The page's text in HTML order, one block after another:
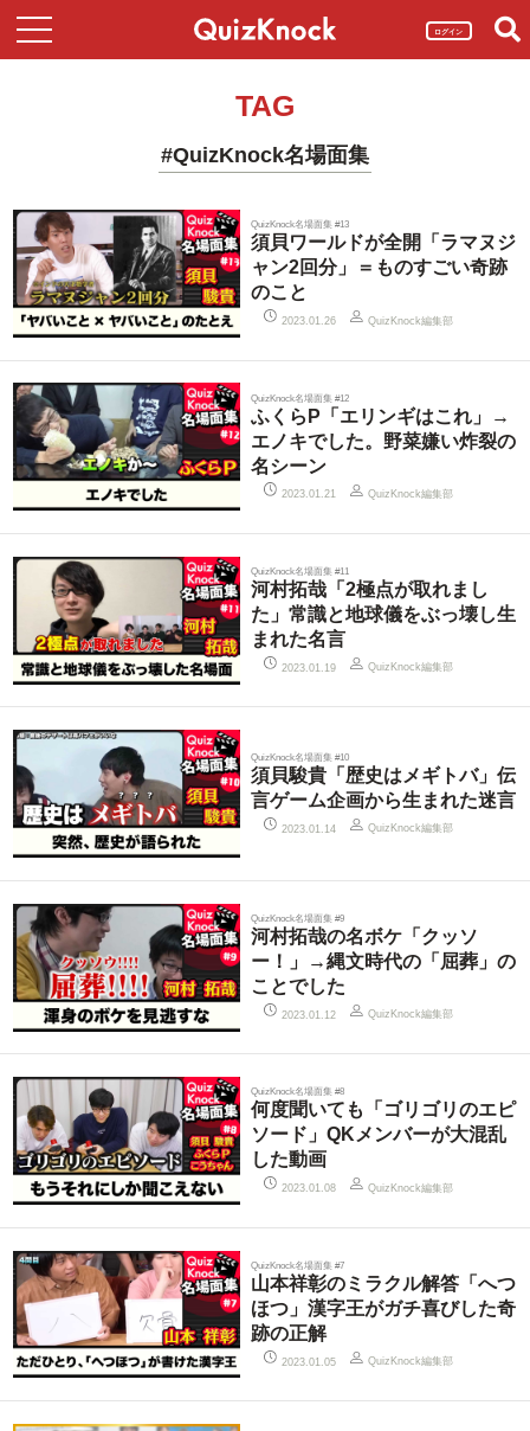
ログイン
TAG
#QuizKnock名場面集
QuizKnock名場面集 #13
須貝ワールドが全開「ラマヌジ
ャン2回分」＝ものすごい奇跡
のこと
2023.01.26 QuizKnock編集部
QuizKnock名場面集 #12
ふくらP「エリンギはこれ」→
エノキでした。野菜嫌い炸裂の
名シーン
2023.01.21 QuizKnock編集部
QuizKnock名場面集 #11
河村拓哉「2極点が取れまし
た」常識と地球儀をぶっ壊し生
まれた名言
2023.01.19 QuizKnock編集部
QuizKnock名場面集 #10
須貝駿貴「歴史はメギトバ」伝
言ゲーム企画から生まれた迷言
2023.01.14 QuizKnock編集部
QuizKnock名場面集 #9
河村拓哉の名ボケ「クッソ
ー！」→縄文時代の「屈葬」の
ことでした
2023.01.12 QuizKnock編集部
QuizKnock名場面集 #8
何度聞いても「ゴリゴリのエピ
ソード」QKメンバーが大混乱
した動画
2023.01.08 QuizKnock編集部
QuizKnock名場面集 #7
山本祥彰のミラクル解答「へつ
ほつ」漢字王がガチ喜びした奇
跡の正解
2023.01.05 QuizKnock編集部